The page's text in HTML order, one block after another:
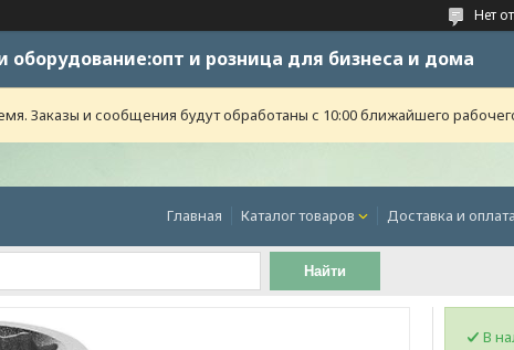
Нет
оборудование:опт и розница для бизнеса и дома
Заказы и сообщения будут обработаны с 10:00 ближайшего
Главная Каталог товаров Доставка и оплата
Найти
В